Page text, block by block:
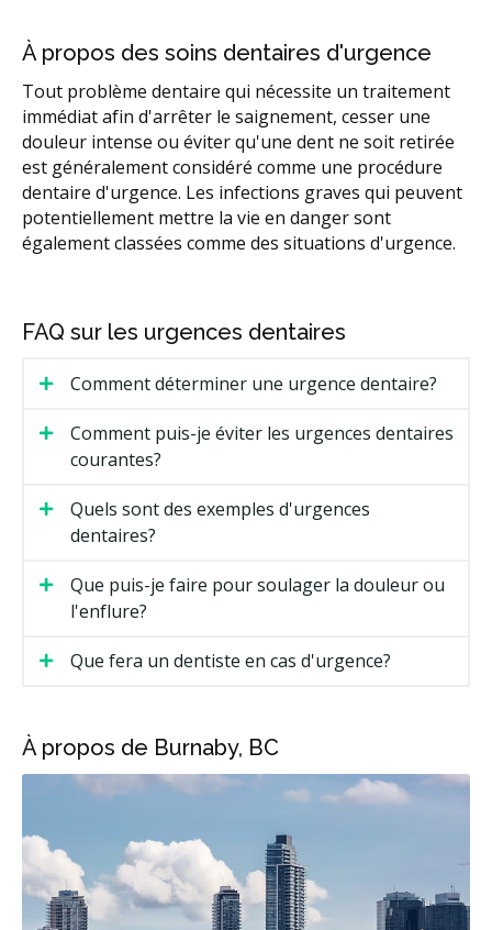
À propos des soins dentaires d'urgence
Tout problème dentaire qui nécessite un traitement
immédiat afin d'arrêter le saignement, cesser une
douleur intense ou éviter qu'une dent ne soit retirée
est généralement considéré comme une procédure
dentaire d'urgence. Les infections graves qui peuvent
potentiellement mettre la vie en danger sont
également classées comme des situations d'urgence.
FAQ sur les urgences dentaires
Comment déterminer une urgence dentaire?
Comment puis-je éviter les urgences dentaires
courantes?
Quels sont des exemples d'urgences
dentaires?
Que puis-je faire pour soulager la douleur ou
l'enflure?
Que fera un dentiste en cas d'urgence?
À propos de Burnaby, BC